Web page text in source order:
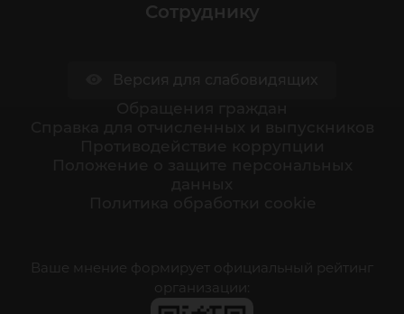
Сотруднику
Ваше мнение формирует официальный рейтинг
организации: